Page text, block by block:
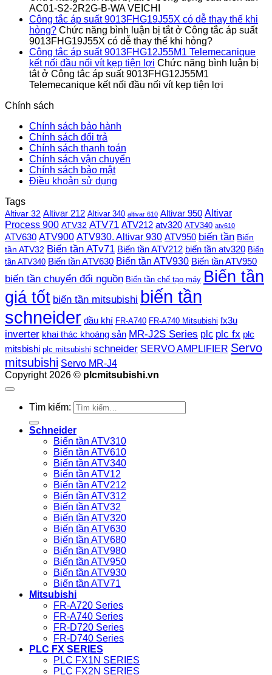
AC01-S2-2R2G-B-WA VEICHI
Công tắc áp suất 9013FHG19J55X có dễ thay thế khi
hỏng? Chức năng bình luận bị tắtở Công tắc áp suất
9013FHG19J55X có dễ thay thế khi hỏng?
Công tắc áp suất 9013FHG12J55M1 Telemecanique
kết nối đầu nối vít kẹp tiện lợi Chức năng bình luận bị
tắtở Công tắc áp suất 9013FHG12J55M1
Telemecanique kết nối đầu nối vít kẹp tiện lợi
Chính sách
Chính sách bảo hành
Chính sách đổi trả
Chính sách thanh toán
Chính sách vận chuyển
Chính sách bảo mật
Điều khoản sử dụng
Tags
Altivar 32 Altivar 212 Altivar 340 altivar 610 Altivar 950 Altivar
Process 900 ATV32 ATV71 ATV212 atv320 ATV340 atv610
ATV630 ATV900 ATV930. Altivar 930 ATV950 biến tần Biến
tần ATV32 Biến tần ATv71 Biến tần ATV212 biến tần atv320 Biến
tần ATV340 Biến tần ATV630 Biến tần ATV930 Biến tần ATV950
biến tần chuyển đổi nguồn Biến tần chế tạo máy Biến tần
giá tốt biến tần mitsubishi biến tần
schneider dầu khí FR-A740 FR-A740 Mitsubishi fx3u
inverter khai thác khoáng sản MR-J2S Series plc plc fx plc
mitsbishi plc mitsubishi schneider SERVO AMPLIFIER Servo
mitsubishi Servo MR-J4
Copyright 2026 © plcmitsubishi.vn
Tìm kiếm:
Schneider
Biến tần ATV310
Biến tần ATV610
Biến tần ATV340
Biến tần ATV12
Biến tần ATV212
Biến tần ATV312
Biến tần ATV32
Biến tần ATV320
Biến tần ATV630
Biến tần ATV680
Biến tần ATV980
Biến tần ATV950
Biến tần ATV930
Biến tần ATV71
Mitsubishi
FR-A720 Series
FR-A740 Series
FR-D720 Series
FR-D740 Series
PLC FX SERIES
PLC FX1N SERIES
PLC FX2N SERIES